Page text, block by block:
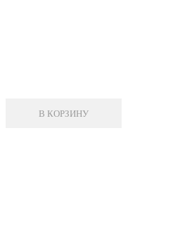
В КОРЗИНУ